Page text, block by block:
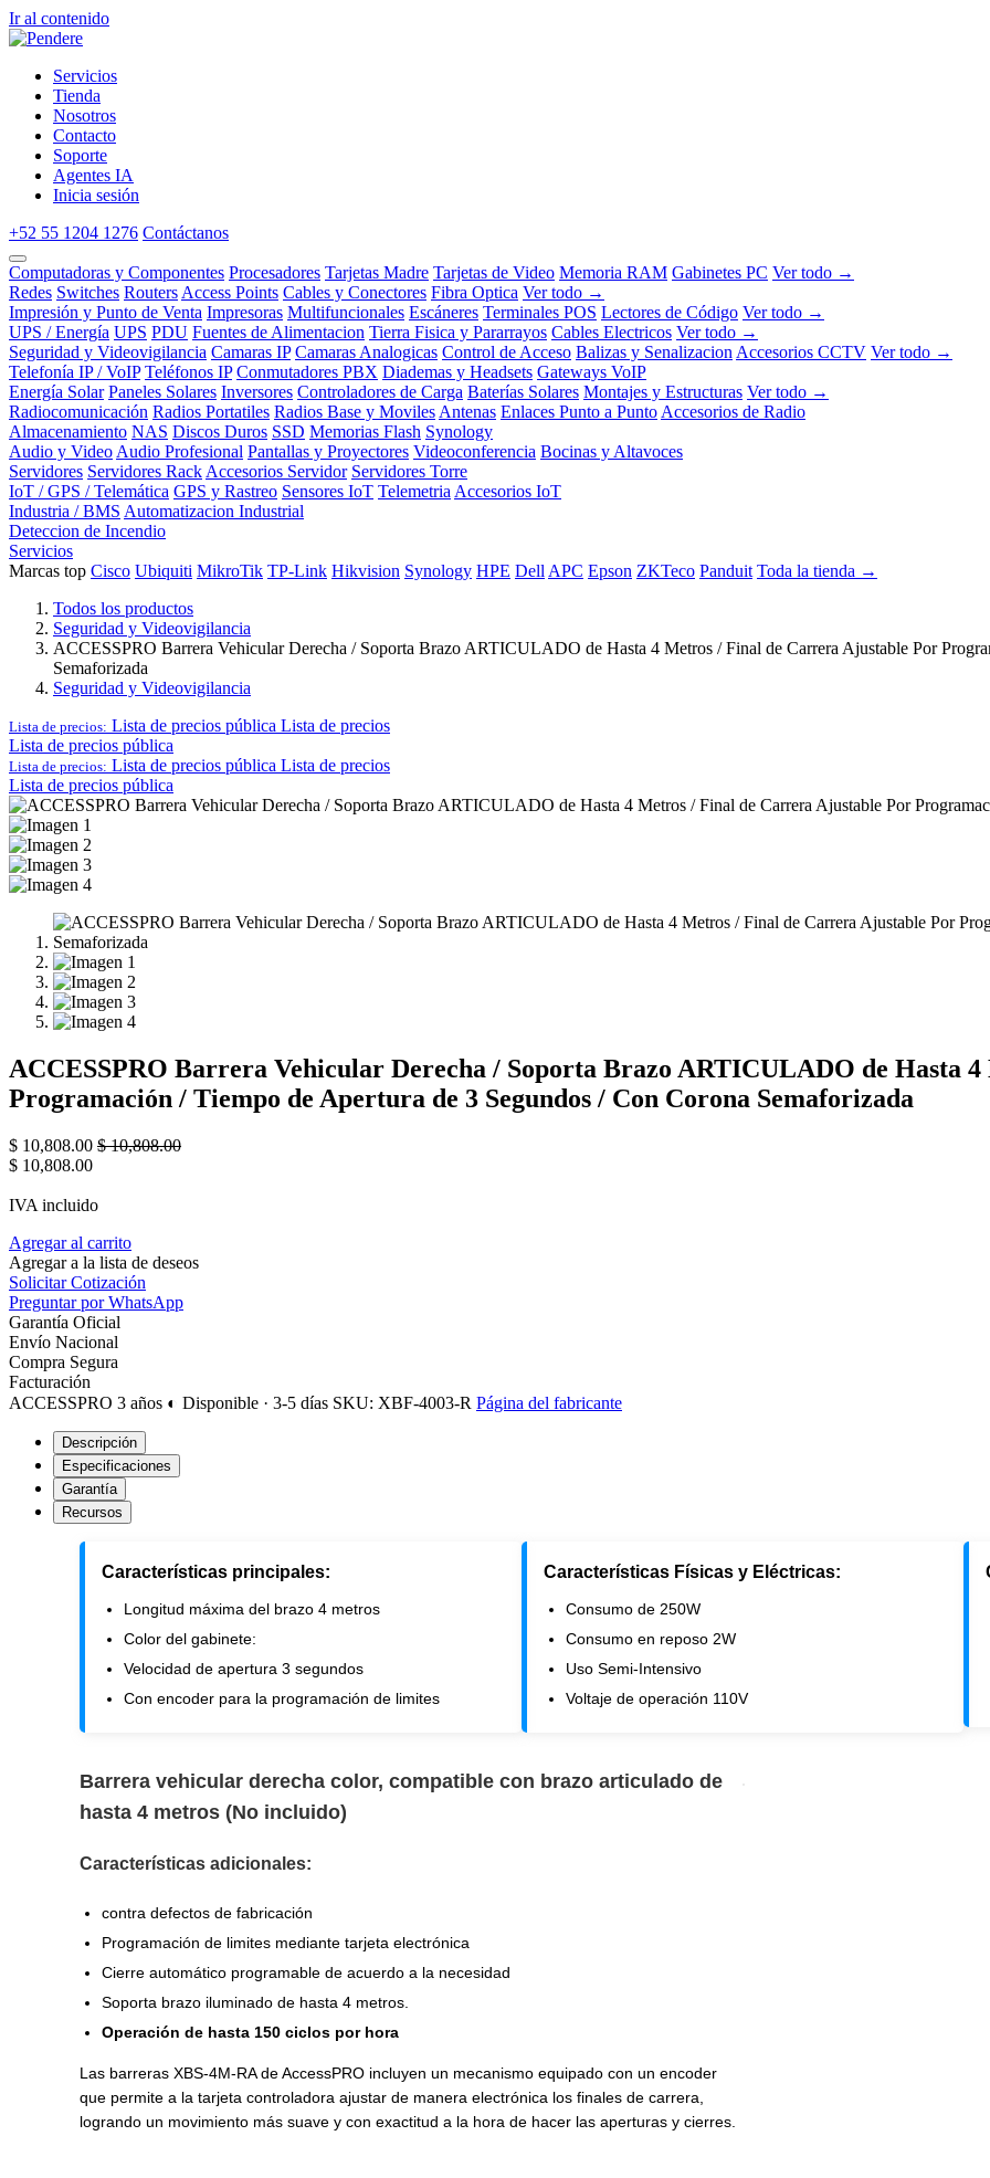
Ir al contenido
Servicios
Tienda
Nosotros
Contacto
Soporte
Agentes IA
Inicia sesión
+52 55 1204 1276 Contáctanos
Computadoras y Componentes Procesadores Tarjetas Madre Tarjetas de Video Memoria RAM Gabinetes PC Ver todo →
Redes Switches Routers Access Points Cables y Conectores Fibra Optica Ver todo →
Impresión y Punto de Venta Impresoras Multifuncionales Escáneres Terminales POS Lectores de Código Ver todo →
UPS / Energía UPS PDU Fuentes de Alimentacion Tierra Fisica y Pararrayos Cables Electricos Ver todo →
Seguridad y Videovigilancia Camaras IP Camaras Analogicas Control de Acceso Balizas y Senalizacion Accesorios CCTV Ver todo →
Telefonía IP / VoIP Teléfonos IP Conmutadores PBX Diademas y Headsets Gateways VoIP
Energía Solar Paneles Solares Inversores Controladores de Carga Baterías Solares Montajes y Estructuras Ver todo →
Radiocomunicación Radios Portatiles Radios Base y Moviles Antenas Enlaces Punto a Punto Accesorios de Radio
Almacenamiento NAS Discos Duros SSD Memorias Flash Synology
Audio y Video Audio Profesional Pantallas y Proyectores Videoconferencia Bocinas y Altavoces
Servidores Servidores Rack Accesorios Servidor Servidores Torre
IoT / GPS / Telemática GPS y Rastreo Sensores IoT Telemetria Accesorios IoT
Industria / BMS Automatizacion Industrial
Deteccion de Incendio
Servicios
Marcas top Cisco Ubiquiti MikroTik TP-Link Hikvision Synology HPE Dell APC Epson ZKTeco Panduit Toda la tienda →
Todos los productos
Seguridad y Videovigilancia
ACCESSPRO Barrera Vehicular Derecha / Soporta Brazo ARTICULADO de Hasta 4 Metros / Final de Carrera Ajustable Por
Semaforizada
Seguridad y Videovigilancia
Lista de precios: Lista de precios pública Lista de precios
Lista de precios pública
Lista de precios: Lista de precios pública Lista de precios
Lista de precios pública
ACCESSPRO Barrera Vehicular Derecha / Soporta Brazo ARTICULADO de Hasta
Programación / Tiempo de Apertura de 3 Segundos / Con Corona Semaforizada
$ 10,808.00 $10,808.00
$ 10,808.00
IVA incluido
Agregar al carrito
Agregar a la lista de deseos
Solicitar Cotización
Preguntar por WhatsApp
Garantía Oficial
Envío Nacional
Compra Segura
Facturación
ACCESSPRO 3 años ◐ Disponible · 3-5 días SKU: XBF-4003-R Página del fabricante
Descripción
Especificaciones
Garantía
Recursos
Características principales:
Longitud máxima del brazo 4 metros
Color del gabinete:
Velocidad de apertura 3 segundos
Con encoder para la programación de limites
Características Físicas y Eléctricas:
Consumo de 250W
Consumo en reposo 2W
Uso Semi-Intensivo
Voltaje de operación 110V
Barrera vehicular derecha color, compatible con brazo articulado de
hasta 4 metros (No incluido)
Características adicionales:
contra defectos de fabricación
Programación de limites mediante tarjeta electrónica
Cierre automático programable de acuerdo a la necesidad
Soporta brazo iluminado de hasta 4 metros.
Operación de hasta 150 ciclos por hora
Las barreras XBS-4M-RA de AccessPRO incluyen un mecanismo equipado con un encoder
que permite a la tarjeta controladora ajustar de manera electrónica los finales de carrera,
logrando un movimiento más suave y con exactitud a la hora de hacer las aperturas y cierres.